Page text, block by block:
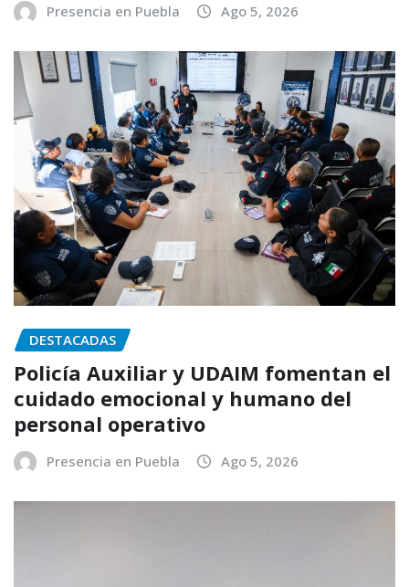
Presencia en Puebla Ago 5, 2026
DESTACADAS
Policía Auxiliar y UDAIM fomentan el
cuidado emocional y humano del
personal operativo
Presencia en Puebla Ago 5, 2026